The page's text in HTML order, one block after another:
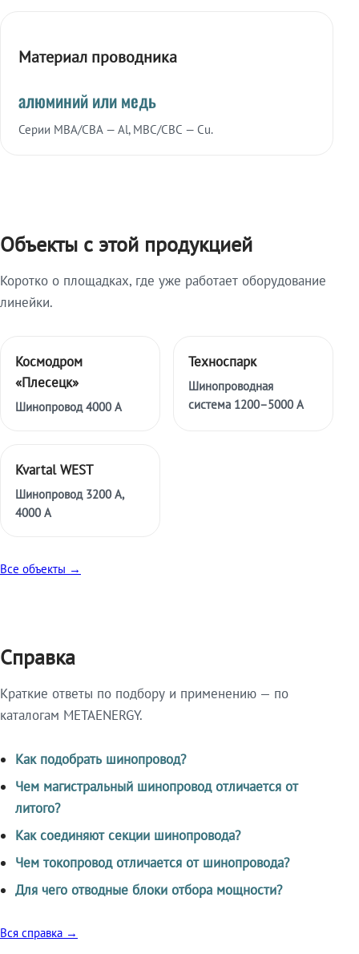
Материал проводника
алюминий или медь
Серии МВА/СВА — Al, МВС/СВС — Cu.
Объекты с этой продукцией
Коротко о площадках, где уже работает оборудование
линейки.
Космодром
«Плесецк»
Шинопровод 4000 А
Техноспарк
Шинопроводная
система 1200–5000 А
Kvartal WEST
Шинопровод 3200 А,
4000 А
Все объекты →
Справка
Краткие ответы по подбору и применению — по
каталогам METAENERGY.
Как подобрать шинопровод?
Чем магистральный шинопровод отличается от
литого?
Как соединяют секции шинопровода?
Чем токопровод отличается от шинопровода?
Для чего отводные блоки отбора мощности?
Вся справка →